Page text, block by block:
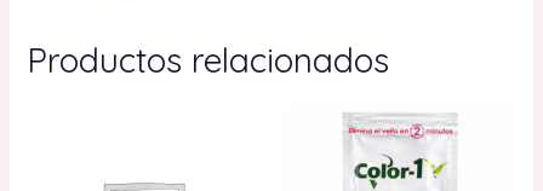
Aplicador
Productos relacionados